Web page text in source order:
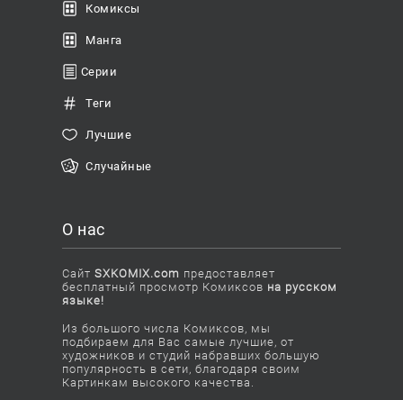
Комиксы
Манга
Серии
Теги
Лучшие
Случайные
О нас
Сайт SXKOMIX.com предоставляет
бесплатный просмотр Комиксов на русском
языке!
Из большого числа Комиксов, мы
подбираем для Вас самые лучшие, от
художников и студий набравших большую
популярность в сети, благодаря своим
Картинкам высокого качества.